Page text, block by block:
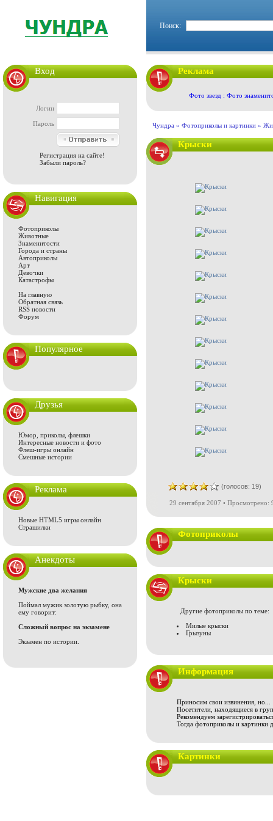
Поиск:
Вход
Логин
Пароль
Регистрация на сайте!
Забыли пароль?
Навигация
Фотоприколы
Животные
Знаменитости
Города и страны
Автоприколы
Арт
Девочки
Катастрофы
На главную
Обратная связь
RSS новости
Форум
Популярное
Друзья
Юмор, приколы, флешки
Интересные новости и фото
Флеш-игры онлайн
Смешные истории
Реклама
Новые HTML5 игры онлайн
Страшилки
Анекдоты
Мужские два желания
Поймал мужик золотую рыбку, она
ему говорит:
Сложный вопрос на экзамене
Экзамен по истории.
Реклама
Фото звезд : Фото
Чундра » Фотоприколы и картинки »
Крыски
(голосов: 19)
29 сентября 2007 • Просмотрено:
Фотоприколы
Крыски
Другие фотоприколы по теме:
Милые крыски
Грызуны
Информация
Приносим свои извинения, но...
Посетители, находящиеся в
Рекомендуем
Тогда фотоприколы и картинки
Картинки